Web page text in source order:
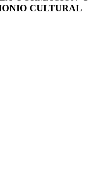
CULTURAL